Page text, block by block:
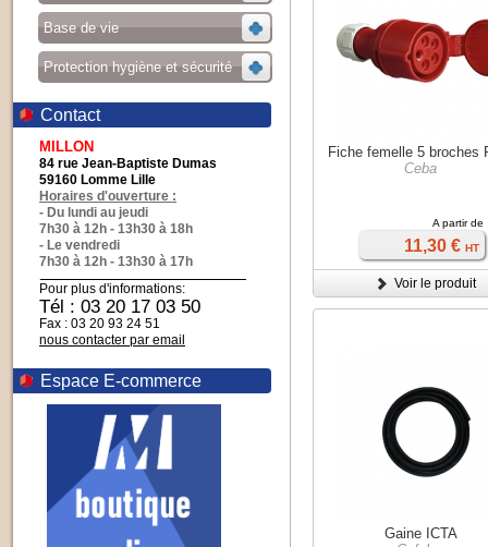
Base de vie
Protection hygiène et sécurité
Contact
MILLON
84 rue Jean-Baptiste Dumas
59160 Lomme Lille
Horaires d'ouverture :
- Du lundi au jeudi
7h30 à 12h - 13h30 à 18h
- Le vendredi
7h30 à 12h - 13h30 à 17h
Pour plus d'informations:
Tél : 03 20 17 03 50
Fax : 03 20 93 24 51
nous contacter par email
Espace E-commerce
Fiche femelle 5 broches
Ceba
A partir de
11,30 € HT
Voir le produit
Gaine ICTA